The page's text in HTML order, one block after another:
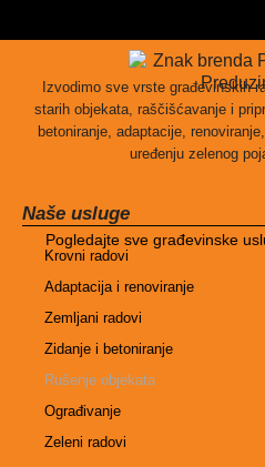
Izvodimo sve vrste građevinskih
starih objekata, raščišćavanje i
betoniranje, adaptacije,
uređenju zelenog
Naše usluge
Pogledajte sve građevinske
Krovni radovi
Adaptacija i renoviranje
Zemljani radovi
Zidanje i betoniranje
Rušenje objekata
Ograđivanje
Zeleni radovi